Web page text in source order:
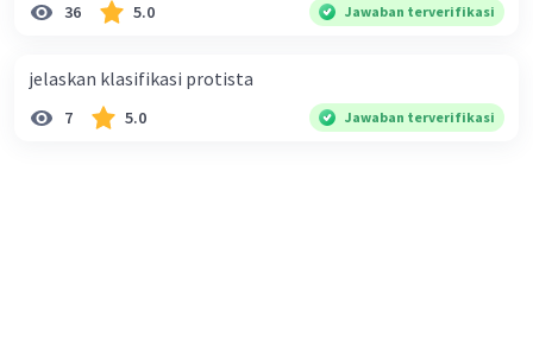
36 5.0 Jawaban terverifikasi
jelaskan klasifikasi protista
7 5.0 Jawaban terverifikasi